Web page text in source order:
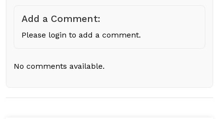
Add a Comment:
Please login to add a comment.
No comments available.